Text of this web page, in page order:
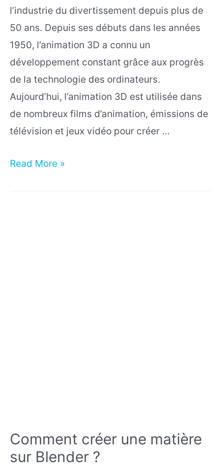
l’industrie du divertissement depuis plus de
50 ans. Depuis ses débuts dans les années
1950, l’animation 3D a connu un
développement constant grâce aux progrès
de la technologie des ordinateurs.
Aujourd’hui, l’animation 3D est utilisée dans
de nombreux films d’animation, émissions de
télévision et jeux vidéo pour créer …
La
Read More »
Comment créer une matière
sur Blender ?